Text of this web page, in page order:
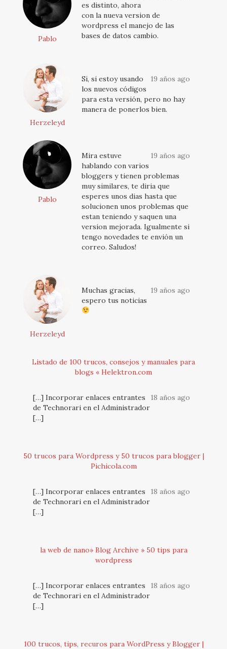
Pablo
es distinto, ahora
con la nueva version de
wordpress el manejo de las
bases de datos cambio.
Herzeleyd
19 años ago
Si, si estoy usando
los nuevos códigos
para esta versión, pero no hay
manera de ponerlos bien.
Pablo
19 años ago
Mira estuve
hablando con varios
bloggers y tienen problemas
muy similares, te diria que
esperes unos dias hasta que
solucionen unos problemas que
estan teniendo y saquen una
version mejorada. Igualmente si
tengo novedades te envión un
correo. Saludos!
Herzeleyd
19 años ago
Muchas gracias,
espero tus noticias
Listado de 100 trucos, consejos y manuales para
blogs « Helektron.com
18 años ago
[…] Incorporar enlaces entrantes
de Technorari en el Administrador
[…]
50 trucos para Wordpress y 50 trucos para blogger |
Pichicola.com
18 años ago
[…] Incorporar enlaces entrantes
de Technorari en el Administrador
[…]
la web de nano» Blog Archive » 50 tips para
wordpress
18 años ago
[…] Incorporar enlaces entrantes
de Technorari en el Administrador
[…]
100 trucos, tips, recuros para WordPress y Blogger |